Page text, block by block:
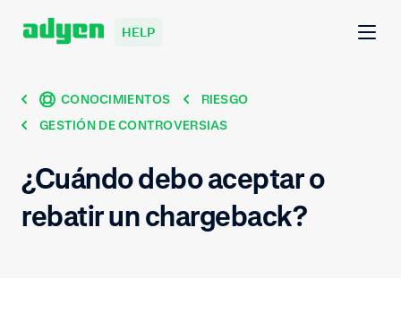
HELP
CONOCIMIENTOS
RIESGO
GESTIÓN DE CONTROVERSIAS
¿Cuándo debo aceptar o
rebatir un chargeback?